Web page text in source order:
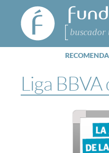
FundéuRAE
- Fundación
del Español
Urgente
Buscar
Liga